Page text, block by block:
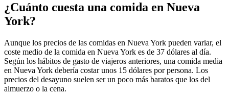
¿Cuánto cuesta una comida en Nueva
York?
Aunque los precios de las comidas en Nueva York pueden variar, el
coste medio de la comida en Nueva York es de 37 dólares al día.
Según los hábitos de gasto de viajeros anteriores, una comida media
en Nueva York debería costar unos 15 dólares por persona. Los
precios del desayuno suelen ser un poco más baratos que los del
almuerzo o la cena.